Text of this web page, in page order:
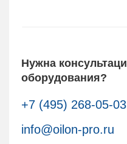
Нужна
оборудования?
+7 (495) 268-05-03
info@oilon-pro.ru